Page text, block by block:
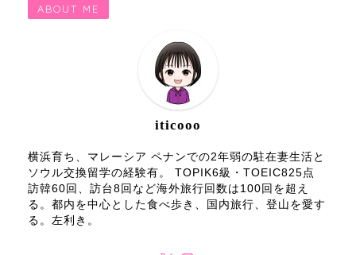
ABOUT ME
iticooo
横浜育ち、マレーシア ペナンでの2年弱の駐在妻生活と
ソウル交換留学の経験有。 TOPIK6級・TOEIC825点
訪韓60回、訪台8回など海外旅行回数は100回を超え
る。都内を中心とした食べ歩き、国内旅行、登山を愛す
る。左利き。